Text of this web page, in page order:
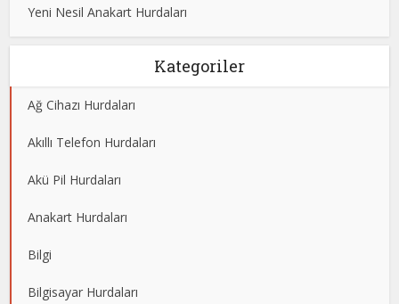
Yeni Nesil Anakart Hurdaları
Kategoriler
Ağ Cihazı Hurdaları
Akıllı Telefon Hurdaları
Akü Pil Hurdaları
Anakart Hurdaları
Bilgi
Bilgisayar Hurdaları